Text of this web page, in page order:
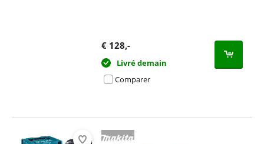
€ 128,-
Livré demain
Comparer